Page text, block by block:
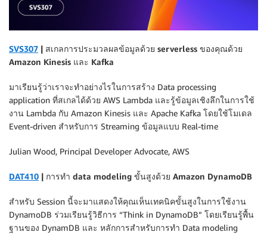
SVS307 | สเกลการประมวลผลข้อมูลด้วย serverless ของคุณด้วย
Amazon Kinesis และ Kafka
มาเรียนรู้ว่าเราจะทำอย่างไรในการสร้าง Data processing
application ที่สเกลได้ด้วย AWS Lambda และรู้ข้อมูลเชิงลึกในการใช้
งาน Lambda กับ Amazon Kinesis และ Apache Kafka โดยใช้โมเดล
Event-driven สำหรับการ Streaming ข้อมูลแบบ Real-time
Julian Wood, Principal Developer Advocate, AWS
DAT410 | การทำ data modeling ขั้นสูงด้วย Amazon DynamoDB
สำหรับ Session นี้จะมาแสดงให้คุณเห็นเทคนิคขั้นสูงในการใช้งาน
DynamoDB ร่วมเรียนรู้วิธีการ “Think in DynamoDB” โดยเรียนรู้พื้น
ฐานของ DynamDB และ หลักการสำหรับการทำ Data modeling